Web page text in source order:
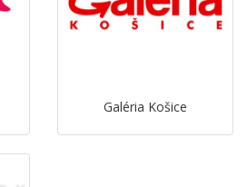
Galéria Košice